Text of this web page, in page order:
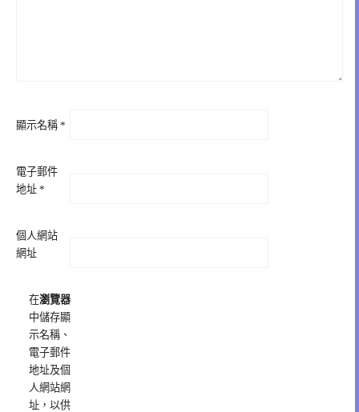
顯示名稱 *
電子郵件
地址 *
個人網站
網址
在瀏覽器
中儲存顯
示名稱、
電子郵件
地址及個
人網站網
址，以供